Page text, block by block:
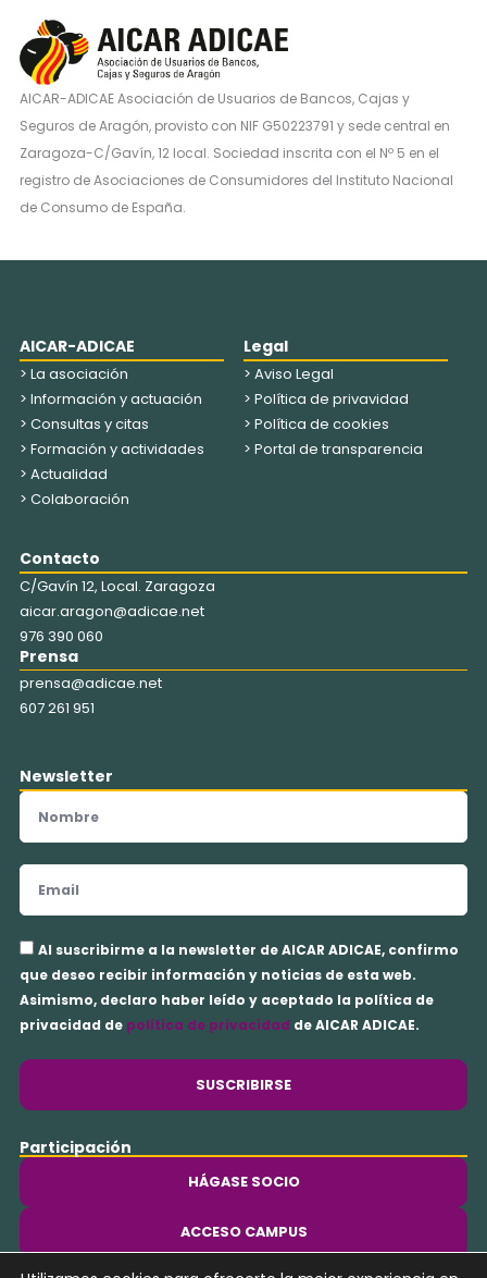
AICAR-ADICAE Asociación de Usuarios de Bancos, Cajas y
Seguros de Aragón, provisto con NIF G50223791 y sede central en
Zaragoza-C/Gavín, 12 local. Sociedad inscrita con el Nº 5 en el
registro de Asociaciones de Consumidores del Instituto Nacional
de Consumo de España.
AICAR-ADICAE
> La asociación
> Información y actuación
> Consultas y citas
> Formación y actividades
> Actualidad
> Colaboración
Legal
> Aviso Legal
> Política de privavidad
> Política de cookies
> Portal de transparencia
Contacto
C/Gavín 12, Local. Zaragoza
aicar.aragon@adicae.net
976 390 060
Prensa
prensa@adicae.net
607 261 951
Newsletter
Nombre
Email
Aceptación
privacidad
Al suscribirme a la newsletter de AICAR ADICAE, confirmo
que deseo recibir información y noticias de esta web.
Asimismo, declaro haber leído y aceptado la política de
privacidad de política de privacidad de AICAR ADICAE.
SUSCRIBIRSE
Participación
HÁGASE SOCIO
ACCESO CAMPUS